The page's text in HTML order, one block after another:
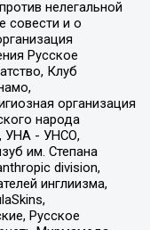
нелегальной
совести и о
Русское
Клуб
организация
народа
УНА - УНСО,
им. Степана
division,
инглиизма,
Русское